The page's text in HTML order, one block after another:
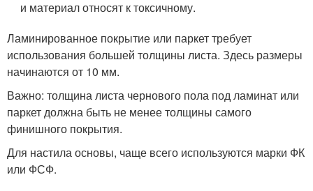
и материал относят к токсичному.
Ламинированное покрытие или паркет требует
использования большей толщины листа. Здесь размеры
начинаются от 10 мм.
Важно: толщина листа чернового пола под ламинат или
паркет должна быть не менее толщины самого
финишного покрытия.
Для настила основы, чаще всего используются марки ФК
или ФСФ.